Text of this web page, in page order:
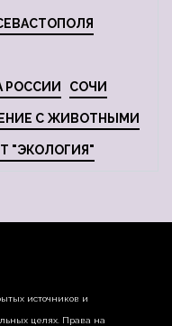
РОССИИ СОЧИ
С ЖИВОТНЫМИ
"ЭКОЛОГИЯ"
источников и
целях. Права на